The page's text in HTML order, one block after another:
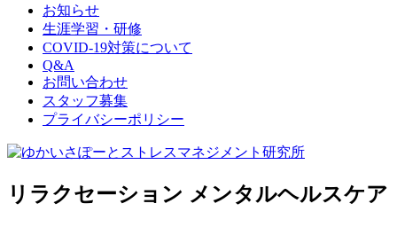
お知らせ
生涯学習・研修
COVID-19対策について
Q&A
お問い合わせ
スタッフ募集
プライバシーポリシー
リラクセーション メンタルヘルスケア